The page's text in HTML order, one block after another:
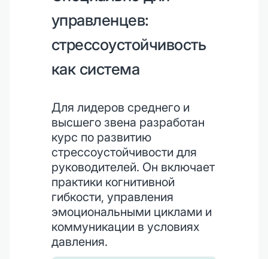
управленцев:
стрессоустойчивость
как система
Для лидеров среднего и
высшего звена разработан
курс по развитию
стрессоустойчивости для
руководителей. Он включает
практики когнитивной
гибкости, управления
эмоциональными циклами и
коммуникации в условиях
давления.